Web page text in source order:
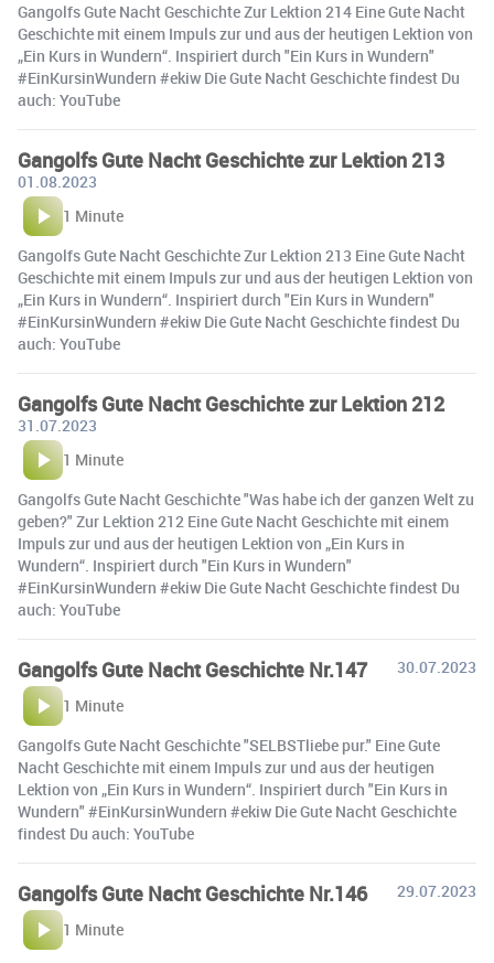
Gangolfs Gute Nacht Geschichte Zur Lektion 214 Eine Gute Nacht
Geschichte mit einem Impuls zur und aus der heutigen Lektion von
„Ein Kurs in Wundern“. Inspiriert durch "Ein Kurs in Wundern"
#EinKursinWundern #ekiw Die Gute Nacht Geschichte findest Du
auch: YouTube
Gangolfs Gute Nacht Geschichte zur Lektion 213
01.08.2023
1 Minute
Gangolfs Gute Nacht Geschichte Zur Lektion 213 Eine Gute Nacht
Geschichte mit einem Impuls zur und aus der heutigen Lektion von
„Ein Kurs in Wundern“. Inspiriert durch "Ein Kurs in Wundern"
#EinKursinWundern #ekiw Die Gute Nacht Geschichte findest Du
auch: YouTube
Gangolfs Gute Nacht Geschichte zur Lektion 212
31.07.2023
1 Minute
Gangolfs Gute Nacht Geschichte "Was habe ich der ganzen Welt zu
geben?" Zur Lektion 212 Eine Gute Nacht Geschichte mit einem
Impuls zur und aus der heutigen Lektion von „Ein Kurs in
Wundern“. Inspiriert durch "Ein Kurs in Wundern"
#EinKursinWundern #ekiw Die Gute Nacht Geschichte findest Du
auch: YouTube
Gangolfs Gute Nacht Geschichte Nr.147
30.07.2023
1 Minute
Gangolfs Gute Nacht Geschichte "SELBSTliebe pur." Eine Gute
Nacht Geschichte mit einem Impuls zur und aus der heutigen
Lektion von „Ein Kurs in Wundern“. Inspiriert durch "Ein Kurs in
Wundern" #EinKursinWundern #ekiw Die Gute Nacht Geschichte
findest Du auch: YouTube
Gangolfs Gute Nacht Geschichte Nr.146
29.07.2023
1 Minute